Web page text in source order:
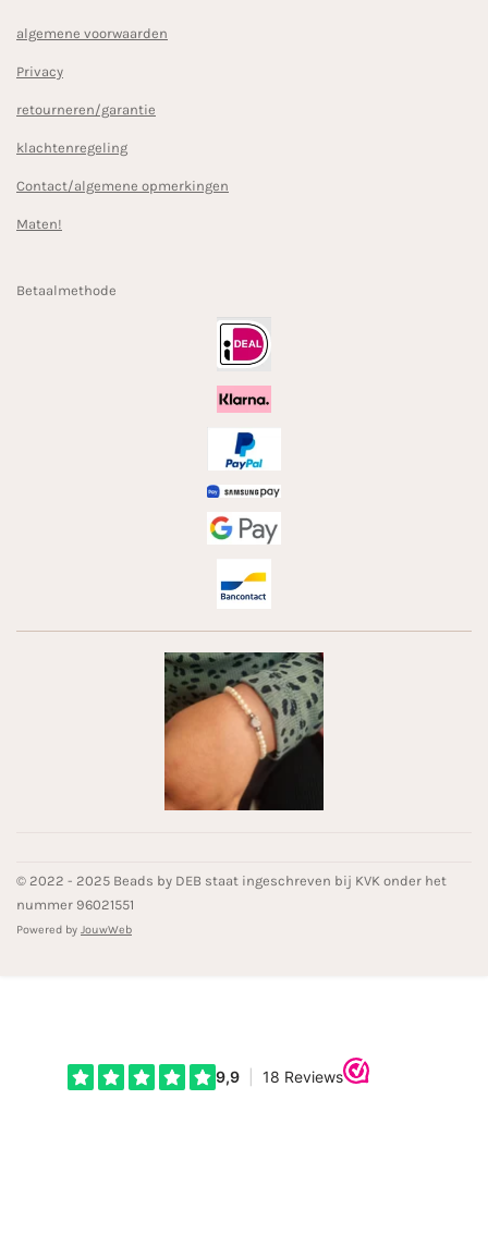
algemene voorwaarden
Privacy
retourneren/garantie
klachtenregeling
Contact/algemene opmerkingen
Maten!
Betaalmethode
© 2022 - 2025 Beads by DEB staat ingeschreven bij KVK onder het
nummer 96021551
Powered by JouwWeb